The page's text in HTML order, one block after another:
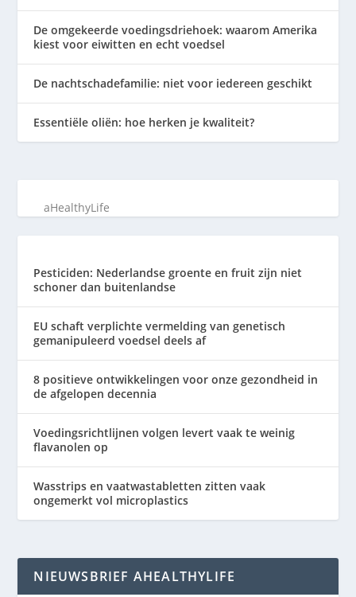
De omgekeerde voedingsdriehoek: waarom Amerika
kiest voor eiwitten en echt voedsel
De nachtschadefamilie: niet voor iedereen geschikt
Essentiële oliën: hoe herken je kwaliteit?
aHealthyLife
Pesticiden: Nederlandse groente en fruit zijn niet
schoner dan buitenlandse
EU schaft verplichte vermelding van genetisch
gemanipuleerd voedsel deels af
8 positieve ontwikkelingen voor onze gezondheid in
de afgelopen decennia
Voedingsrichtlijnen volgen levert vaak te weinig
flavanolen op
Wasstrips en vaatwastabletten zitten vaak
ongemerkt vol microplastics
NIEUWSBRIEF AHEALTHYLIFE